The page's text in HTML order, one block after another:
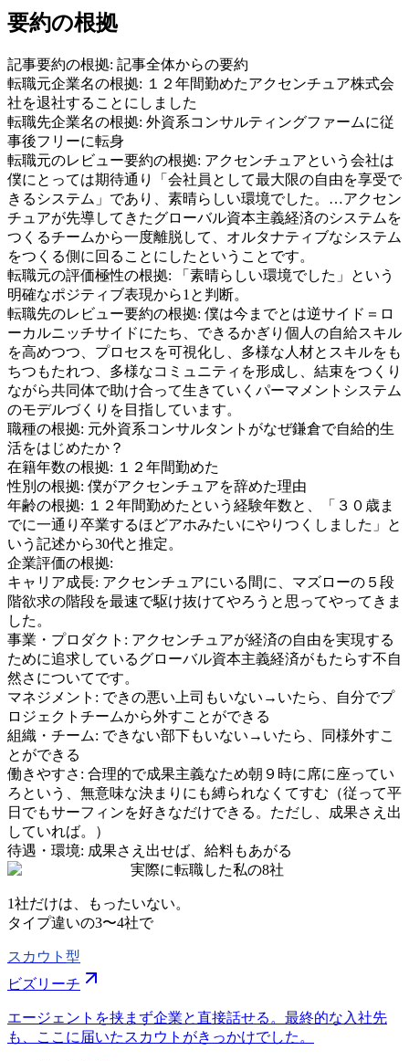
要約の根拠
記事要約の根拠: 記事全体からの要約
転職元企業名の根拠: １２年間勤めたアクセンチュア株式会
社を退社することにしました
転職先企業名の根拠: 外資系コンサルティングファームに従
事後フリーに転身
転職元のレビュー要約の根拠: アクセンチュアという会社は
僕にとっては期待通り「会社員として最大限の自由を享受で
きるシステム」であり、素晴らしい環境でした。…アクセン
チュアが先導してきたグローバル資本主義経済のシステムを
つくるチームから一度離脱して、オルタナティブなシステム
をつくる側に回ることにしたということです。
転職元の評価極性の根拠:
「素晴らしい環境でした」という
明確なポジティブ表現から1と判断。
転職先のレビュー要約の根拠: 僕は今までとは逆サイド＝ロ
ーカルニッチサイドにたち、できるかぎり個人の自給スキル
を高めつつ、プロセスを可視化し、多様な人材とスキルをも
ちつもたれつ、多様なコミュニティを形成し、結束をつくり
ながら共同体で助け合って生きていくパーマメントシステム
のモデルづくりを目指しています。
職種の根拠: 元外資系コンサルタントがなぜ鎌倉で自給的生
活をはじめたか？
在籍年数の根拠: １２年間勤めた
性別の根拠: 僕がアクセンチュアを辞めた理由
年齢の根拠: １２年間勤めたという経験年数と、「３０歳ま
でに一通り卒業するほどアホみたいにやりつくしました」と
いう記述から30代と推定。
企業評価の根拠:
キャリア成長: アクセンチュアにいる間に、マズローの５段
階欲求の階段を最速で駆け抜けてやろうと思ってやってきま
した。
事業・プロダクト : アクセンチュアが経済の自由を実現する
ために追求しているグローバル資本主義経済がもたらす不自
然さについてです。
マネジメント : できの悪い上司もいない→いたら、自分でプ
ロジェクトチームから外すことができる
組織・チーム: できない部下もいない→いたら、同様外すこ
とができる
働きやすさ : 合理的で成果主義なため朝９時に席に座ってい
ろという、無意味な決まりにも縛られなくてすむ（従って平
日でもサーフィンを好きなだけできる。ただし、成果さえ出
していれば。）
待遇・環境: 成果さえ出せば、給料もあがる
実際に転職した私の8社
1社だけは、もったいない。
タイプ違いの3〜4社で
スカウト型
ビズリーチ
エージェントを挟まず企業と直接話せる。最終的な入社先
も、ここに届いたスカウトがきっかけでした。